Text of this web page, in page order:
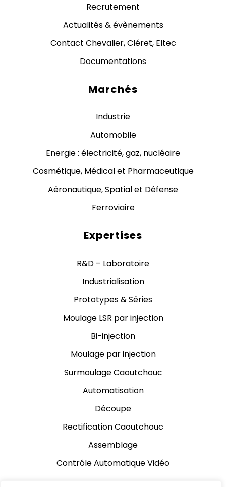
Recrutement
Actualités & évènements
Contact Chevalier, Cléret, Eltec
Documentations
Marchés
Industrie
Automobile
Energie : électricité, gaz, nucléaire
Cosmétique, Médical et Pharmaceutique
Aéronautique, Spatial et Défense
Ferroviaire
Expertises
R&D – Laboratoire
Industrialisation
Prototypes & Séries
Moulage LSR par injection
Bi-injection
Moulage par injection
Surmoulage Caoutchouc
Automatisation
Découpe
Rectification Caoutchouc
Assemblage
Contrôle Automatique Vidéo